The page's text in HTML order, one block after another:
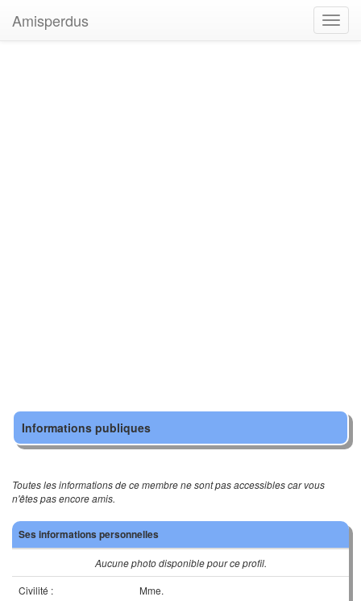
Amisperdus
Informations publiques
Toutes les informations de ce membre ne sont pas accessibles car vous
n'êtes pas encore amis.
Ses informations personnelles
Aucune photo disponible pour ce profil.
Civilité :
Mme.